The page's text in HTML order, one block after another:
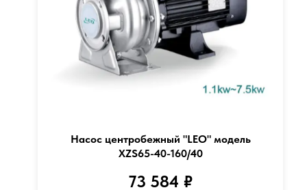
Насос центробежный "LEO" модель
XZS65-40-160/40
73 584 ₽